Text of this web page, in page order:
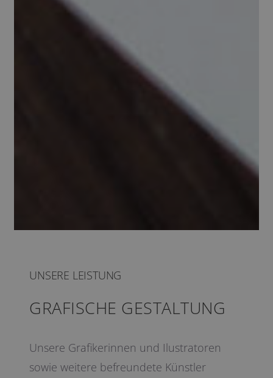
UNSERE LEISTUNG
GRAFISCHE GESTALTUNG
Unsere Grafikerinnen und Ilustratoren
sowie weitere befreundete Künstler